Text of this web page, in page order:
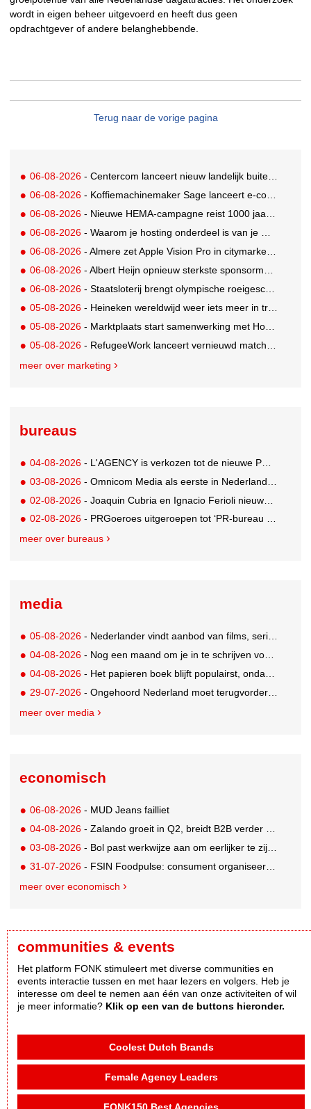
wordt in eigen beheer uitgevoerd en heeft dus geen
opdrachtgever of andere belanghebbende.
Terug naar de vorige pagina
06-08-2026 - Centercom lanceert nieuw landelijk buitereclamenetwerk: City Cubes
06-08-2026 - Koffiemachinemaker Sage lanceert e-commerceplatform voor koffieliefhebbers
06-08-2026 - Nieuwe HEMA-campagne reist 1000 jaar terug in de tijd naar 'Hemastein'
06-08-2026 - Waarom je hosting onderdeel is van je merkstrategie
06-08-2026 - Almere zet Apple Vision Pro in citymarketing
06-08-2026 - Albert Heijn opnieuw sterkste sponsormerk, PostNL daalt
06-08-2026 - Staatsloterij brengt olympische roeigeschiedenis tot leven voor WK Roeien
05-08-2026 - Heineken wereldwijd weer iets meer in trek
05-08-2026 - Marktplaats start samenwerking met House of Cars
05-08-2026 - RefugeeWork lanceert vernieuwd matchingplatform voor nieuwkomers en werkgevers
meer over marketing
bureaus
04-08-2026 - L'AGENCY is verkozen tot de nieuwe PR-partner van KoRo
03-08-2026 - Omnicom Media als eerste in Nederland actief met advertenties in ChatGPT
02-08-2026 - Joaquin Cubria en Ignacio Ferioli nieuwe Global CCO’s GUT, Renata Neumann Global Head of Production
02-08-2026 - PRGoeroes uitgeroepen tot ‘PR-bureau van het jaar 2026’
meer over bureaus
media
05-08-2026 - Nederlander vindt aanbod van films, series en sport vaak versnipperd
04-08-2026 - Nog een maand om je in te schrijven voor de Mercurs 2026
04-08-2026 - Het papieren boek blijft populairst, ondanks digitale alternatieven
29-07-2026 - Ongehoord Nederland moet terugvordering betalen aan Commissariaat voor de Media
meer over media
economisch
06-08-2026 - MUD Jeans failliet
04-08-2026 - Zalando groeit in Q2, breidt B2B verder uit en innoveert met AI
03-08-2026 - Bol past werkwijze aan om eerlijker te zijn naar verkopers en consumenten
31-07-2026 - FSIN Foodpulse: consument organiseert eet- en koopgedrag bewuster
meer over economisch
communities & events
Het platform FONK stimuleert met diverse communities en
events interactie tussen en met haar lezers en volgers. Heb je
interesse om deel te nemen aan één van onze activiteiten of wil
je meer informatie? Klik op een van de buttons hieronder.
Coolest Dutch Brands
Female Agency Leaders